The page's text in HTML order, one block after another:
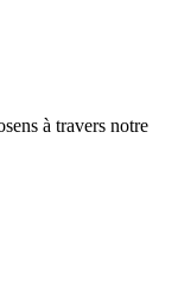
à travers notre